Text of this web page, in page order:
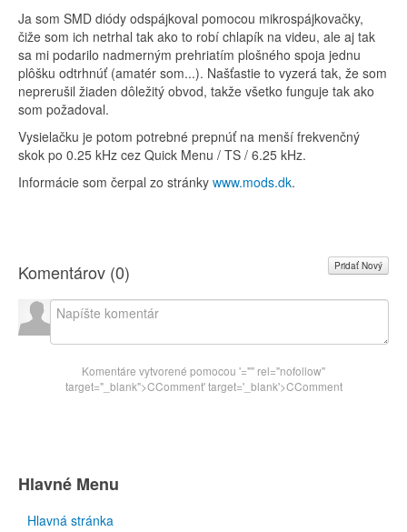
Ja som SMD diódy odspájkoval pomocou mikrospájkovačky,
čiže som ich netrhal tak ako to robí chlapík na videu, ale aj tak
sa mi podarilo nadmerným prehriatím plošného spoja jednu
plôšku odtrhnúť (amatér som...). Našťastie to vyzerá tak, že som
neprerušil žiaden dôležitý obvod, takže všetko funguje tak ako
som požadoval.
Vysielačku je potom potrebné prepnúť na menší frekvenčný
skok po 0.25 kHz cez Quick Menu / TS / 6.25 kHz.
Informácie som čerpal zo stránky www.mods.dk.
Komentárov (0) Pridať Nový
Komentáre vytvorené pomocou '="" rel="nofollow"
target="_blank">CComment' target='_blank'>CComment
Hlavné Menu
Hlavná stránka